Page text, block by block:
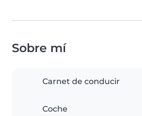
Sobre mí
Carnet de conducir
Coche